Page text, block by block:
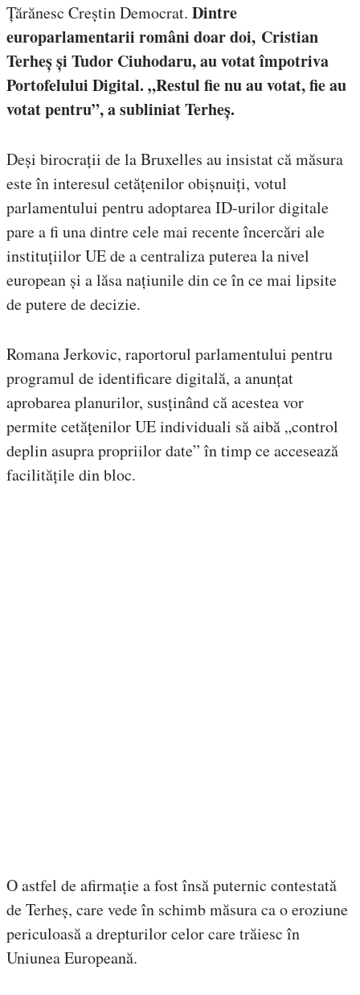
Țărănesc Creștin Democrat. Dintre
europarlamentarii români doar doi, Cristian
Terheș și Tudor Ciuhodaru, au votat împotriva
Portofelului Digital. „Restul fie nu au votat, fie au
votat pentru”, a subliniat Terheș.
Deși birocrații de la Bruxelles au insistat că măsura
este în interesul cetățenilor obișnuiți, votul
parlamentului pentru adoptarea ID-urilor digitale
pare a fi una dintre cele mai recente încercări ale
instituțiilor UE de a centraliza puterea la nivel
european și a lăsa națiunile din ce în ce mai lipsite
de putere de decizie.
Romana Jerkovic, raportorul parlamentului pentru
programul de identificare digitală, a anunțat
aprobarea planurilor, susținând că acestea vor
permite cetățenilor UE individuali să aibă „control
deplin asupra propriilor date” în timp ce accesează
facilitățile din bloc.
O astfel de afirmație a fost însă puternic contestată
de Terheș, care vede în schimb măsura ca o eroziune
periculoasă a drepturilor celor care trăiesc în
Uniunea Europeană.